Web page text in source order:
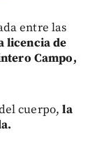
entre las
licencia de
Campo,
cuerpo, la